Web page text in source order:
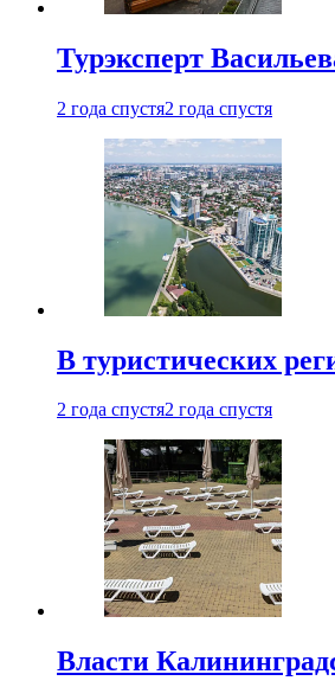
Турэксперт
2 года спустя2 года спустя
В туристических
2 года спустя2 года спустя
Власти